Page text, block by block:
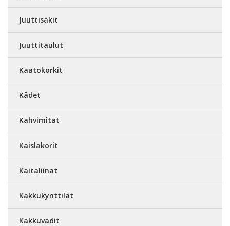
Juuttisäkit
Juuttitaulut
Kaatokorkit
Kädet
Kahvimitat
Kaislakorit
Kaitaliinat
Kakkukynttilät
Kakkuvadit